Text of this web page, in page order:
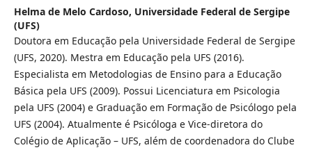
Helma de Melo Cardoso, Universidade Federal de Sergipe
(UFS)
Doutora em Educação pela Universidade Federal de Sergipe
(UFS, 2020). Mestra em Educação pela UFS (2016).
Especialista em Metodologias de Ensino para a Educação
Básica pela UFS (2009). Possui Licenciatura em Psicologia
pela UFS (2004) e Graduação em Formação de Psicólogo pela
UFS (2004). Atualmente é Psicóloga e Vice-diretora do
Colégio de Aplicação – UFS, além de coordenadora do Clube